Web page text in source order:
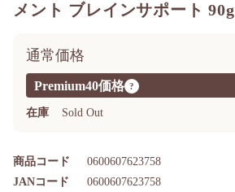
メント ブレインサポート 90g
Premium40価格 ?
通常価格
在庫 Sold Out
商品コード 0600607623758
JANコード 0600607623758